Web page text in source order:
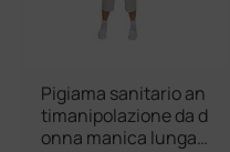
Pigiama sanitario an
timanipolazione da d
onna manica lunga